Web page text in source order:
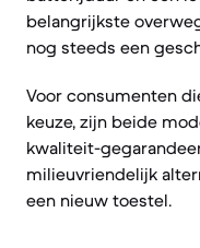
belangrijkste
nog steeds een
Voor consumenten
keuze, zijn beide
kwaliteit-
milieuvriendelijk
een nieuw toestel.